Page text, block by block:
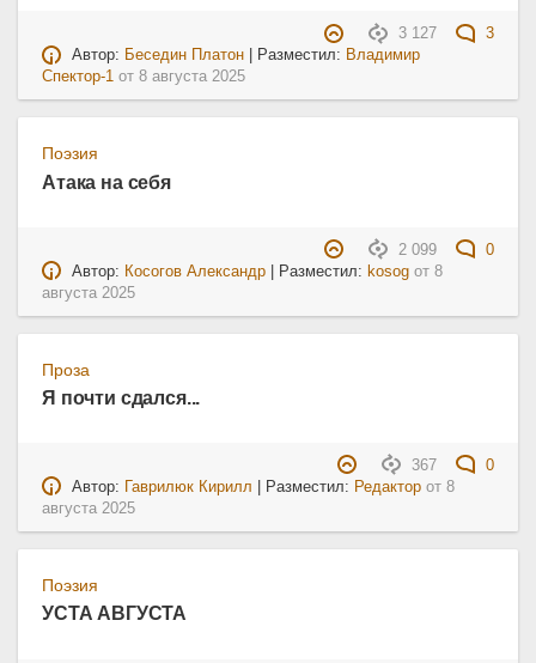
3 127
3
Автор: Беседин Платон | Разместил: Владимир
Спектор-1 от 8 августа 2025
Поэзия
Атака на себя
2 099
0
Автор: Косогов Александр | Разместил: kosog от8
августа 2025
Проза
Я почти сдался...
367
0
Автор:
Гаврилюк Кирилл | Разместил: Редактор от8
августа 2025
Поэзия
УСТА АВГУСТА